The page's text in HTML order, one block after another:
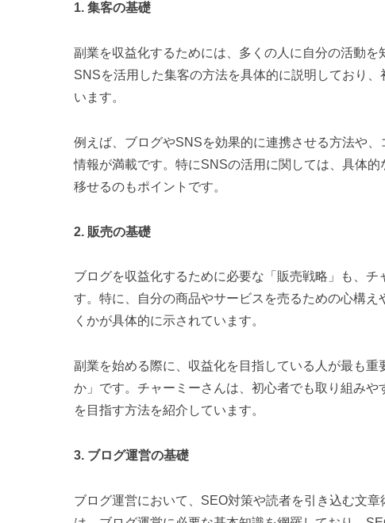
1. 集客の基礎
副業を収益化するためには、多くの人に自分の活動を
SNSを活用した集客の方法を具体的に説明しており
います。
例えば、ブログやSNSを効果的に連携させる方法や
情報が満載です。特にSNSの活用に関しては、具体
移せるのもポイントです。
2. 販売の基礎
ブログを収益化するために必要な「販売戦略」も、
す。特に、自分の商品やサービスを売るための心構
くかが具体的に示されています。
副業を始める際に、収益化を目指している人が最も
か」です。チャーミーさんは、初心者でも取り組み
を目指す方法を紹介しています。
3. ブログ運営の基礎
ブログ運営において、SEO対策や読者を引き込む文